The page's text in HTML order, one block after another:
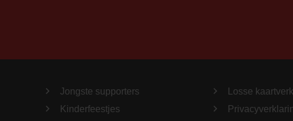
Jongste supporters
Kinderfeestjes
Losse